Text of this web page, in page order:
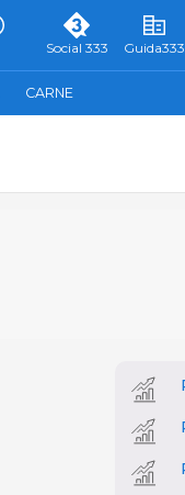
Social 333 Guida333
CARNE